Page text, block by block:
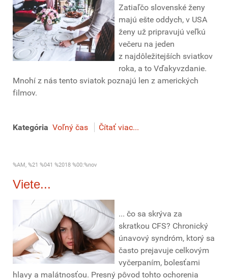
Zatiaľčo slovenské ženy
majú ešte oddych, v USA
ženy už pripravujú veľkú
večeru na jeden
z najdôležitejších sviatkov
roka, a to Vďakyvzdanie.
Mnohí z nás tento sviatok poznajú len z amerických
filmov.
Kategória Voľný čas Čítať viac...
%AM, %21 %041 %2018 %00:%nov
Viete...
... čo sa skrýva za
skratkou CFS? Chronický
únavový syndróm, ktorý sa
často prejavuje celkovým
vyčerpaním, bolesťami
hlavy a malátnosťou. Presný pôvod tohto ochorenia